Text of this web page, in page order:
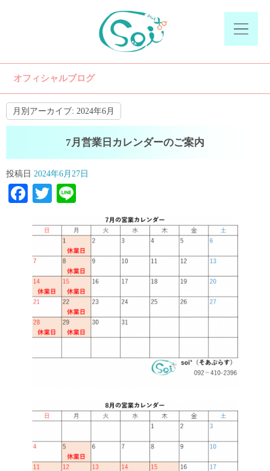
オフィシャルブログ
月別アーカイブ: 2024年6月
7月営業日カレンダーのご案内
投稿日 2024年6月27日
Facebook
Twitter